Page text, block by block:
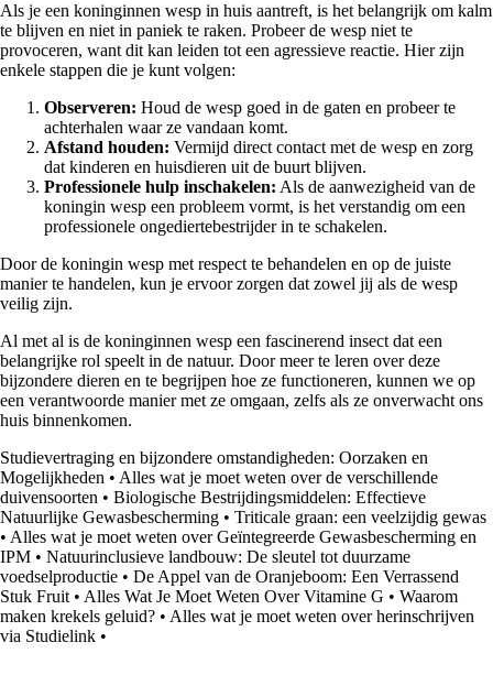
Als je een koninginnen wesp in huis aantreft, is het belangrijk om kalm
te blijven en niet in paniek te raken. Probeer de wesp niet te
provoceren, want dit kan leiden tot een agressieve reactie. Hier zijn
enkele stappen die je kunt volgen:
Observeren: Houd de wesp goed in de gaten en probeer te
achterhalen waar ze vandaan komt.
Afstand houden: Vermijd direct contact met de wesp en zorg
dat kinderen en huisdieren uit de buurt blijven.
Professionele hulp inschakelen: Als de aanwezigheid van de
koningin wesp een probleem vormt, is het verstandig om een
professionele ongediertebestrijder in te schakelen.
Door de koningin wesp met respect te behandelen en op de juiste
manier te handelen, kun je ervoor zorgen dat zowel jij als de wesp
veilig zijn.
Al met al is de koninginnen wesp een fascinerend insect dat een
belangrijke rol speelt in de natuur. Door meer te leren over deze
bijzondere dieren en te begrijpen hoe ze functioneren, kunnen we op
een verantwoorde manier met ze omgaan, zelfs als ze onverwacht ons
huis binnenkomen.
Studievertraging en bijzondere omstandigheden: Oorzaken en
Mogelijkheden • Alles wat je moet weten over de verschillende
duivensoorten • Biologische Bestrijdingsmiddelen: Effectieve
Natuurlijke Gewasbescherming • Triticale graan: een veelzijdig gewas
• Alles wat je moet weten over Geïntegreerde Gewasbescherming en
IPM • Natuurinclusieve landbouw: De sleutel tot duurzame
voedselproductie • De Appel van de Oranjeboom: Een Verrassend
Stuk Fruit • Alles Wat Je Moet Weten Over Vitamine G • Waarom
maken krekels geluid? • Alles wat je moet weten over herinschrijven
via Studielink •